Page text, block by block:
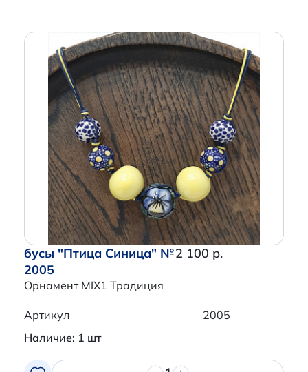
бусы "Птица Синица" №
2005
Орнамент MIX1 Традиция
2 100 р.
Артикул
2005
Наличие: 1 шт